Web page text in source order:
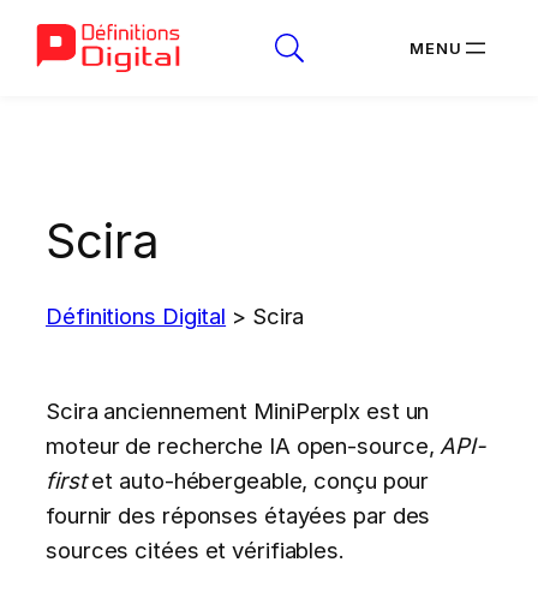
Scira
Définitions Digital > Scira
Scira anciennement MiniPerplx est un
moteur de recherche IA open-source, API-
firstet auto-hébergeable, conçu pour
fournir des réponses étayées par des
sources citées et vérifiables.